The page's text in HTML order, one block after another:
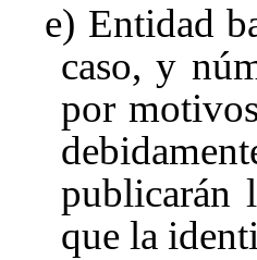
e) Entidad
caso, y
por
publicarán
que la